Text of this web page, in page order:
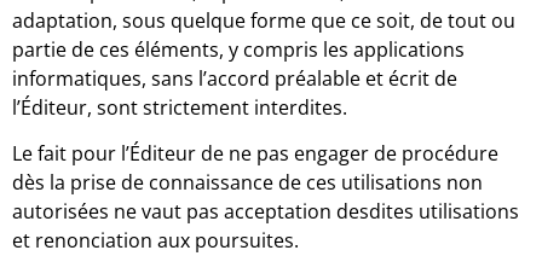
adaptation, sous quelque forme que ce soit, de tout ou
partie de ces éléments, y compris les applications
informatiques, sans l’accord préalable et écrit de
l’Éditeur, sont strictement interdites.
Le fait pour l’Éditeur de ne pas engager de procédure
dès la prise de connaissance de ces utilisations non
autorisées ne vaut pas acceptation desdites utilisations
et renonciation aux poursuites.